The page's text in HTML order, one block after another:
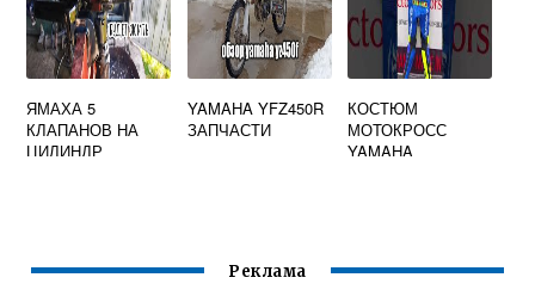
ЯМАХА 5
КЛАПАНОВ НА
ЦИЛИНДР
YAMAHA YFZ450R
ЗАПЧАСТИ
КОСТЮМ
МОТОКРОСС
YAMAHA
Реклама